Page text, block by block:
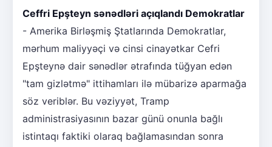
Ceffri Epşteyn sənədləri açıqlandı Demokratlar
- Amerika Birləşmiş Ştatlarında Demokratlar,
mərhum maliyyəçi və cinsi cinayətkar Cefri
Epşteynə dair sənədlər ətrafında tüğyan edən
"tam gizlətmə" ittihamları ilə mübarizə aparmağa
söz veriblər. Bu vəziyyət, Tramp
administrasiyasının bazar günü onunla bağlı
istintaqı faktiki olaraq bağlamasından sonra